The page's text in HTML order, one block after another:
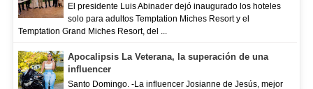
El presidente Luis Abinader dejó inaugurado los hoteles
solo para adultos Temptation Miches Resort y el
Temptation Grand Miches Resort, del ...
Apocalipsis La Veterana, la superación de una
influencer
Santo Domingo. -La influencer Josianne de Jesús, mejor